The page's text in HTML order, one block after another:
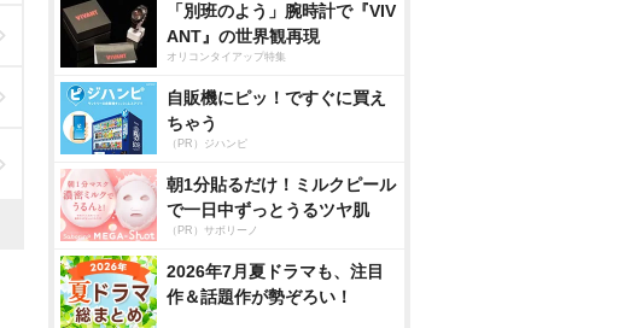
「別班のよう」腕時計で『VIV
ANT』の世界観再現
オリコンタイアップ特集
自販機にピッ！ですぐに買え
ちゃう
（PR）ジハンピ
朝1分貼るだけ！ミルクピール
で一日中ずっとうるツヤ肌
（PR）サボリーノ
2026年7月夏ドラマも、注目
作＆話題作が勢ぞろい！